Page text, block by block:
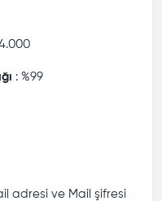
: %99
adresi ve Mail şifresi